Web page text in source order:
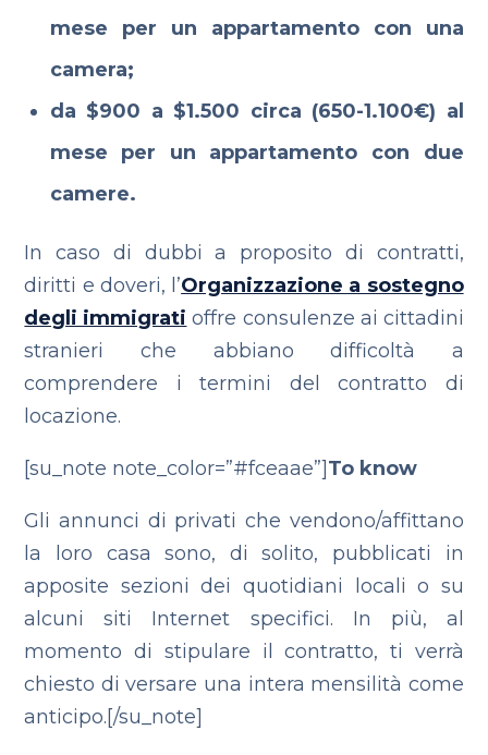
mese per un appartamento con una
camera;
da $900 a $1.500 circa (650-1.100€) al
mese per un appartamento con due
camere.
In caso di dubbi a proposito di contratti,
diritti e doveri, l’Organizzazione a sostegno
degli immigrati offre consulenze ai cittadini
stranieri che abbiano difficoltà a
comprendere i termini del contratto di
locazione.
[su_note note_color=”#fceaae”]To know
Gli annunci di privati che vendono/affittano
la loro casa sono, di solito, pubblicati in
apposite sezioni dei quotidiani locali o su
alcuni siti Internet specifici. In più, al
momento di stipulare il contratto, ti verrà
chiesto di versare una intera mensilità come
anticipo.[/su_note]